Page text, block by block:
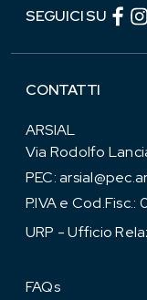
SEGUICI SU
CONTATTI
ARSIAL
Via Rodolfo
PEC:
P.IVA e
URP - Ufficio
FAQs